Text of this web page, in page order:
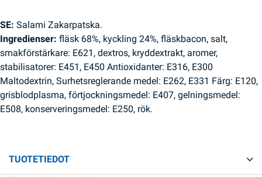
SE: Salami Zakarpatska.
Ingredienser: fläsk 68%, kyckling 24%, fläskbacon, salt,
smakförstärkare: E621, dextros, kryddextrakt, aromer,
stabilisatorer: E451, E450 Antioxidanter: E316, E300
Maltodextrin, Surhetsreglerande medel: E262, E331 Färg: E120,
grisblodplasma, förtjockningsmedel: E407, gelningsmedel:
E508, konserveringsmedel: E250, rök.
TUOTETIEDOT